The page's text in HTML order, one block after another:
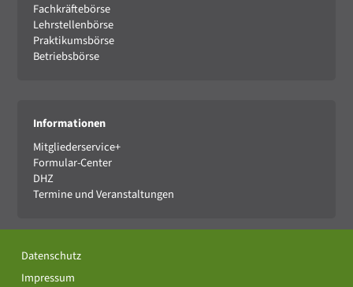
Fachkräftebörse
Lehrstellenbörse
Praktikumsbörse
Betriebsbörse
Informationen
Mitgliederservice+
Formular-Center
DHZ
Termine und Veranstaltungen
Datenschutz
Impressum